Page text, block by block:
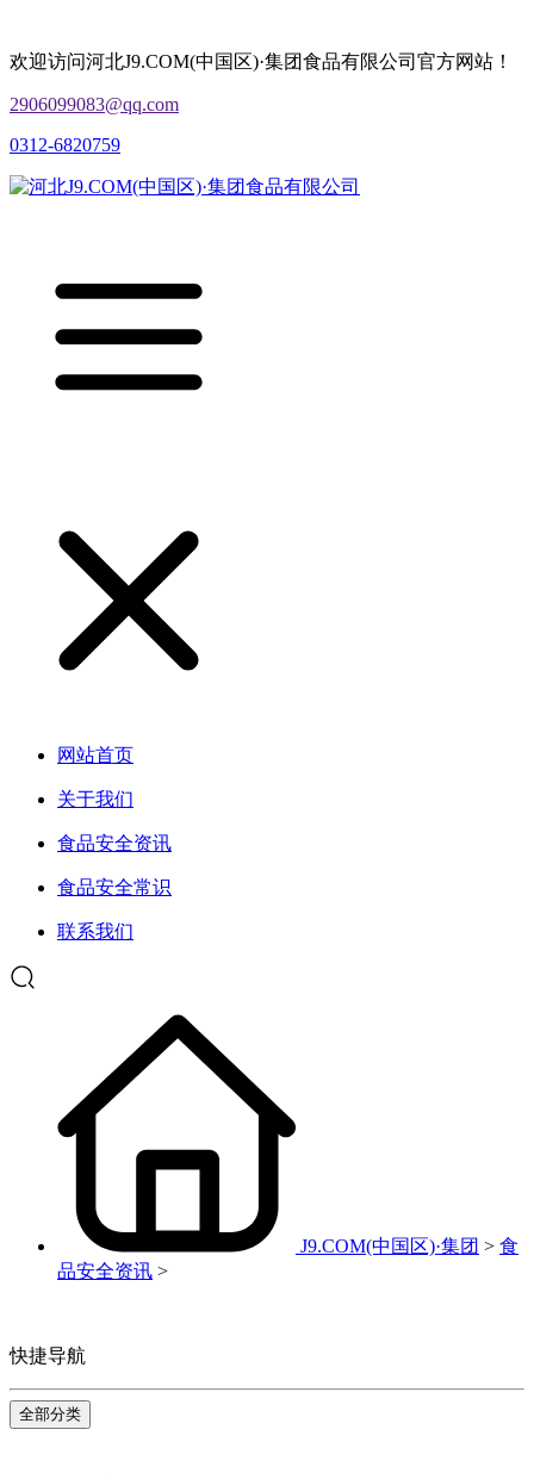
欢迎访问河北J9.COM(中国区)·集团食品有限公司官方网站！
2906099083@qq.com
0312-6820759
网站首页
关于我们
食品安全资讯
食品安全常识
联系我们
J9.COM(中国区)·集团 > 食
品安全资讯 >
快捷导航
全部分类